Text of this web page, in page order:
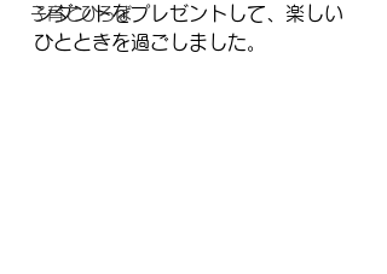
子育てひろば
ンダントをプレゼントして、楽しい
ひとときを過ごしました。